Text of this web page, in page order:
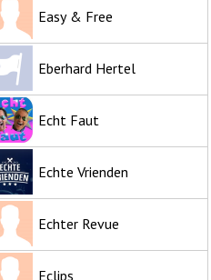
Easy & Free
Eberhard Hertel
Echt Faut
Echte Vrienden
Echter Revue
Eclips